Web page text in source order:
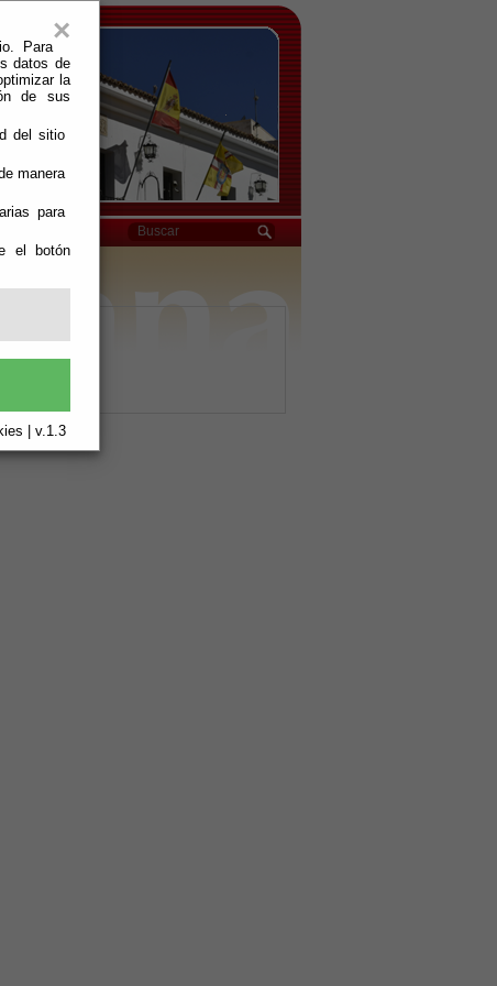
×
Para
datos de
la
de sus
del sitio
manera
para
el botón
| v.1.3